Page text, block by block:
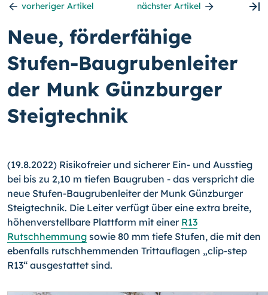
vorheriger Artikel nächster Artikel
Neue, förderfähige
Stufen-Baugrubenleiter
der Munk Günzburger
Steigtechnik
(19.8.2022) Risikofreier und sicherer Ein- und Ausstieg
bei bis zu 2,10 m tiefen Baugruben - das verspricht die
neue Stufen-Baugrubenleiter der Munk Günzburger
Steigtechnik. Die Leiter verfügt über eine extra breite,
höhenverstellbare Plattform mit einer R13
Rutschhemmung sowie 80 mm tiefe Stufen, die mit den
ebenfalls rutschhemmenden Trittauflagen „clip-step
R13“ ausgestattet sind.